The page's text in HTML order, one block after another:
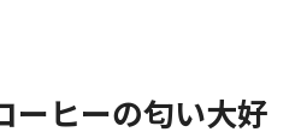
ーヒーの匂い大好